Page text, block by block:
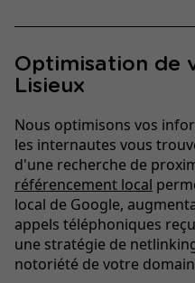
Optimisation de
Lisieux
Nous optimisons vos
les internautes vous
d'une recherche de
référencement local
local de Google,
appels téléphoniques
une stratégie de
notoriété de votre